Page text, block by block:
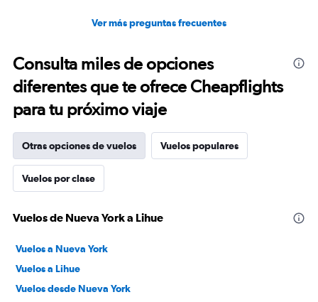
Ver más preguntas frecuentes
Consulta miles de opciones
diferentes que te ofrece Cheapflights
para tu próximo viaje
Otras opciones de vuelos Vuelos populares
Vuelos por clase
Vuelos de Nueva York a Lihue
Vuelos a Nueva York
Vuelos a Lihue
Vuelos desde Nueva York